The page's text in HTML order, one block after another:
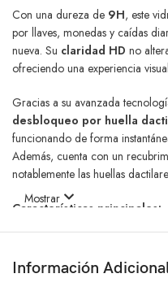
Con una dureza de 9H, este
por llaves, monedas y caídas
nueva. Su claridad HD no
ofreciendo una experiencia
Gracias a su avanzada
desbloqueo por huella
funcionando de forma
Además, cuenta con un
notablemente las huellas
Características principales:
Full Glue de cobertura total–
Mostrar
Información